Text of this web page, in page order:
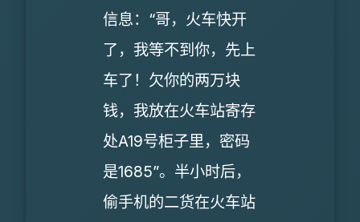
信息：“哥，火车快开
了，我等不到你，先上
车了！欠你的两万块
钱，我放在火车站寄存
处A19号柜子里，密码
是1685”。半小时后，
偷手机的二货在火车站